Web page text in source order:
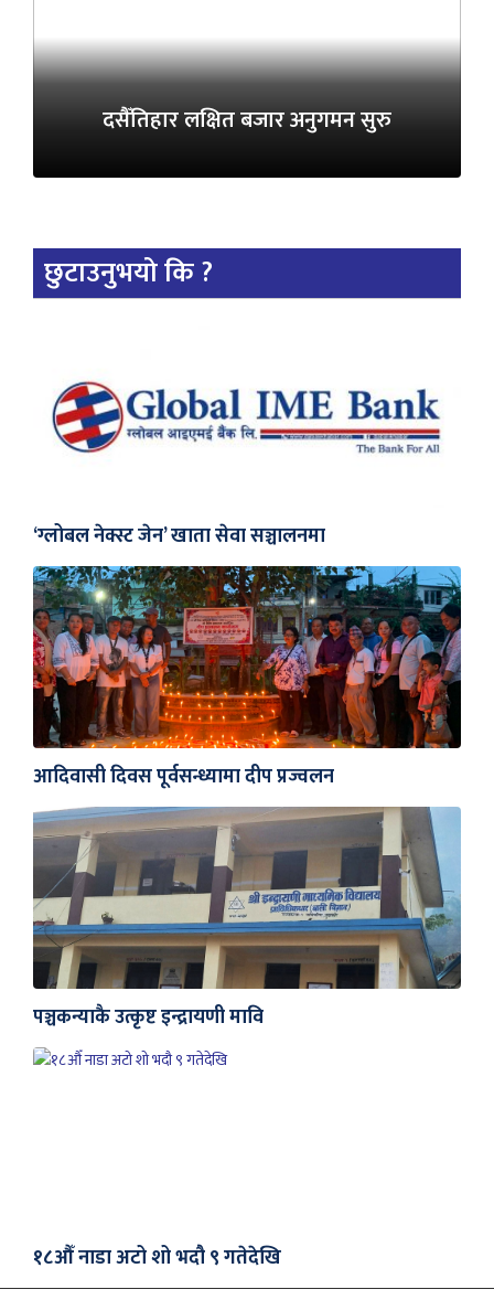
दसैँतिहार लक्षित बजार अनुगमन सुरु
छुटाउनुभयो कि ?
‘ग्लोबल नेक्स्ट जेन’ खाता सेवा सञ्चालनमा
आदिवासी दिवस पूर्वसन्ध्यामा दीप प्रज्वलन
पञ्चकन्याकै उत्कृष्ट इन्द्रायणी मावि
१८औँ नाडा अटो शो भदौ ९ गतेदेखि